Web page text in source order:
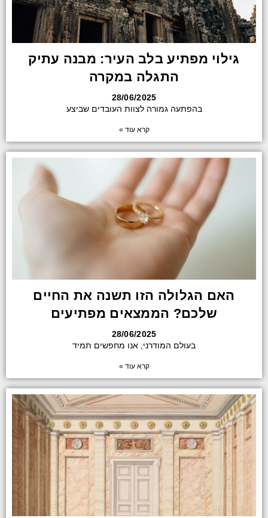
גילוי מפתיע בלב העיר: מבנה עתיק
התגלה במקרה
28/06/2025
בהפתעה גמורה לצוות העובדים שביצע
קרא עוד »
האם הגלולה הזו תשנה את החיים
שלכם? הממצאים מפתיעים
28/06/2025
בעולם המודרני, אנו מחפשים תמיד
קרא עוד »